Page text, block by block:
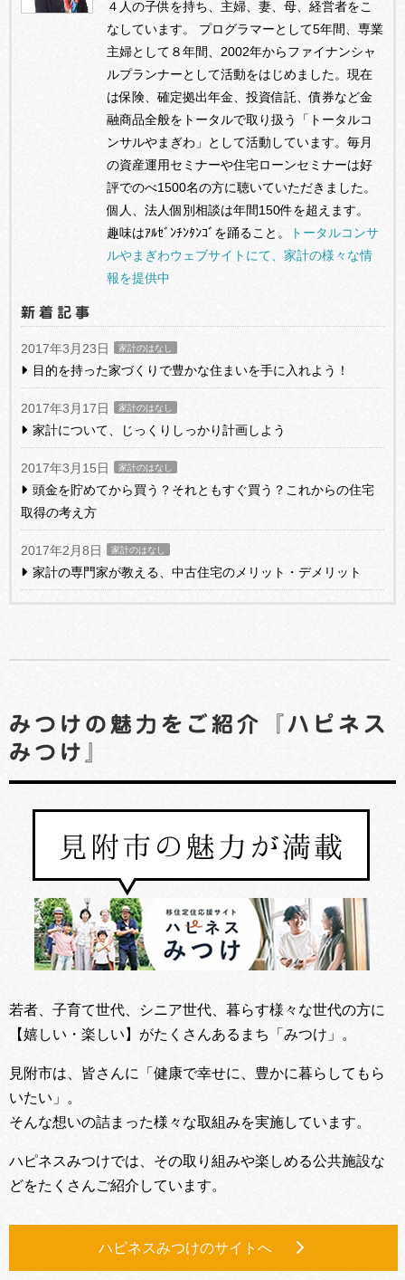
４人の子供を持ち、主婦、妻、母、経営者をこ
なしています。 プログラマーとして5年間、専業
主婦として８年間、2002年からファイナンシャ
ルプランナーとして活動をはじめました。現在
は保険、確定拠出年金、投資信託、債券など金
融商品全般をトータルで取り扱う「トータルコ
ンサルやまぎわ」として活動しています。毎月
の資産運用セミナーや住宅ローンセミナーは好
評でのべ1500名の方に聴いていただきました。
個人、法人個別相談は年間150件を超えます。
趣味はｱﾙｾﾞﾝﾁﾝﾀﾝｺﾞを踊ること。
トータルコンサ
ルやまぎわウェブサイトにて、家計の様々な情
報を提供中
新着記事
2017年3月23日 家計のはなし
目的を持った家づくりで豊かな住まいを手に入れよう！
2017年3月17日 家計のはなし
家計について、じっくりしっかり計画しよう
2017年3月15日 家計のはなし
頭金を貯めてから買う？それともすぐ買う？これからの住宅
取得の考え方
2017年2月8日 家計のはなし
家計の専門家が教える、中古住宅のメリット・デメリット
みつけの魅力をご紹介『ハピネス
みつけ』
若者、子育て世代、シニア世代、暮らす様々な世代の方に
【嬉しい・楽しい】がたくさんあるまち「みつけ」。
見附市は、皆さんに「健康で幸せに、豊かに暮らしてもら
いたい」。
そんな想いの詰まった様々な取組みを実施しています。
ハピネスみつけでは、その取り組みや楽しめる公共施設な
どをたくさんご紹介しています。
ハピネスみつけのサイトへ